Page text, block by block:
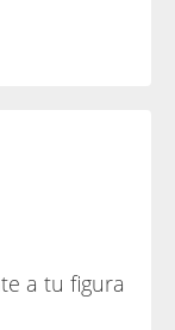
a tu figura